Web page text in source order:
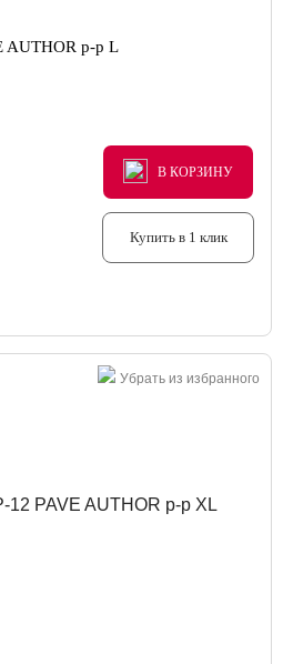
AUTHOR р-р L
В КОРЗИНУ
В КОРЗИНУ
В КОРЗИНУ
Купить в 1 клик
Убрать из избранного